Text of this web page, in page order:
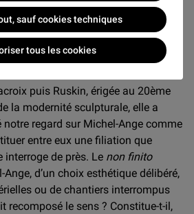
sauf cookies techniques
tous les cookies
ce qui résiste à la
l’immatériel, le végétal, ce seuil
et disparition.
à propos des inachevés
cessé de fluctuer. Réévaluée au
puis Ruskin, érigée au 20ème
la modernité sculpturale, elle a
regard sur Michel-Ange comme
entre eux une filiation que
interroge de près. Le non finito
Ange, d’un choix esthétique délibéré,
ou de chantiers interrompus
recomposé le sens ? Constitue-t-il,